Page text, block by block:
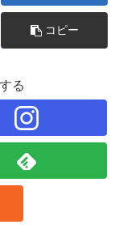
コピー
る